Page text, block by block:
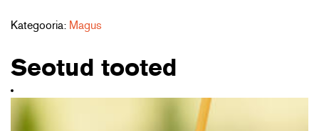
Kategooria: Magus
Seotud tooted